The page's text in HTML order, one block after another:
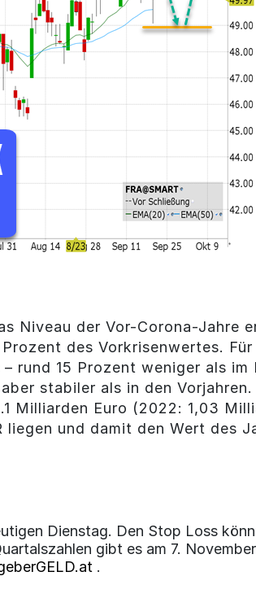
Niveau der Vor-Corona-Jahre
des Vorkrisenwertes.
rund 15 Prozent weniger als
stabiler als in den
Milliarden Euro (2022: 1,03
und damit den Wert des
Dienstag. Den Stop Loss
gibt es am 7.
.